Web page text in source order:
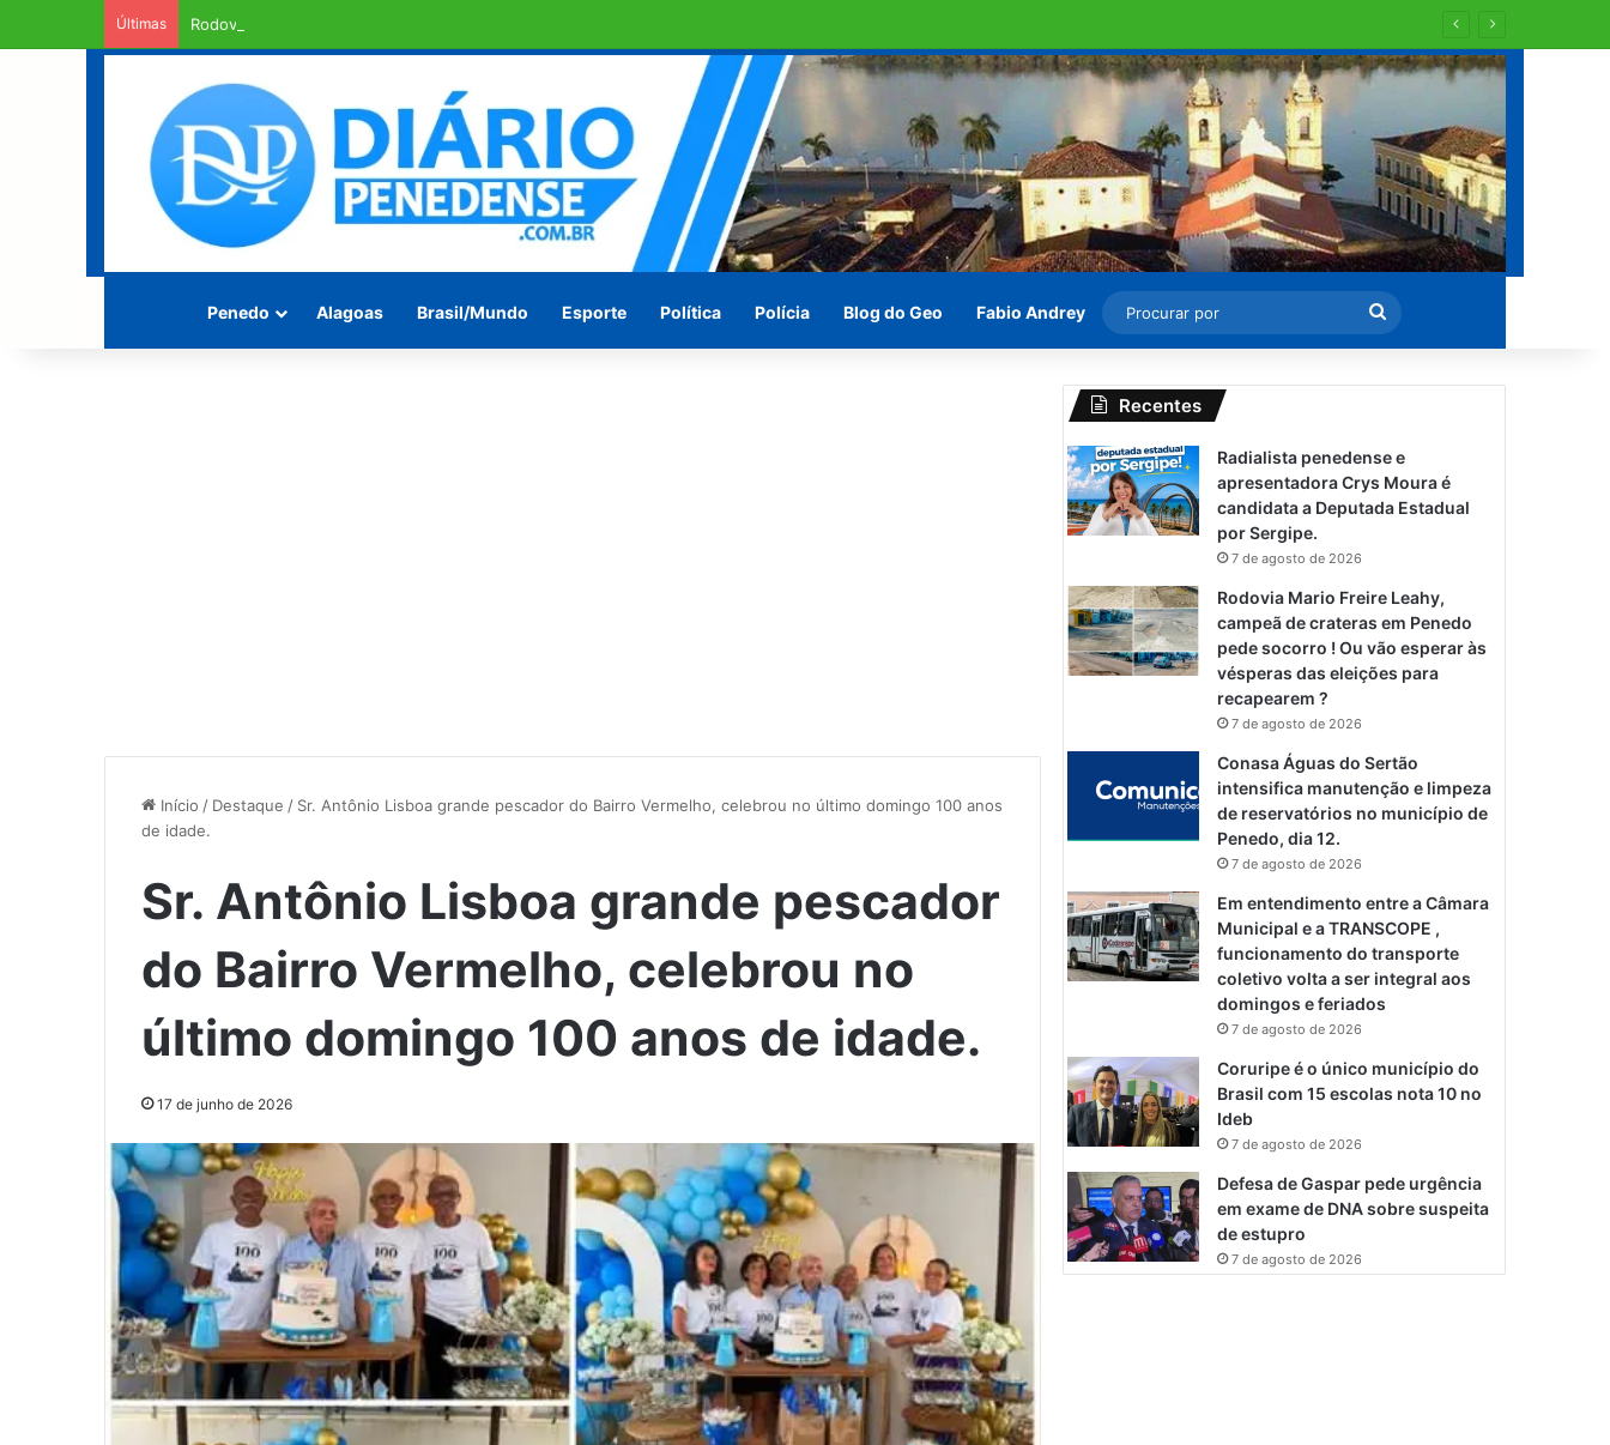
Últimas Rodovia Mario Freire Leahy, campeã de crateras em Penedo pede socorro ! Ou vão esperar às vésperas das eleições para recapearem ?
Penedo Alagoas Brasil/Mundo Esporte Política Polícia Blog do Geo Fabio Andrey
Procurar
por
Início / Destaque / Sr. Antônio Lisboa grande pescador do Bairro Vermelho, celebrou no último domingo 100 anos
de idade.
Sr. Antônio Lisboa grande pescador
do Bairro Vermelho, celebrou no
último domingo 100 anos de idade.
17 de junho de 2026
Recentes
Radialista penedense e
apresentadora Crys Moura é
candidata a Deputada Estadual
por Sergipe.
7 de agosto de 2026
Rodovia Mario Freire Leahy,
campeã de crateras em Penedo
pede socorro ! Ou vão esperar às
vésperas das eleições para
recapearem ?
7 de agosto de 2026
Conasa Águas do Sertão
intensifica manutenção e limpeza
de reservatórios no município de
Penedo, dia 12.
7 de agosto de 2026
Em entendimento entre a Câmara
Municipal e a TRANSCOPE ,
funcionamento do transporte
coletivo volta a ser integral aos
domingos e feriados
7 de agosto de 2026
Coruripe é o único município do
Brasil com 15 escolas nota 10 no
Ideb
7 de agosto de 2026
Defesa de Gaspar pede urgência
em exame de DNA sobre suspeita
de estupro
7 de agosto de 2026